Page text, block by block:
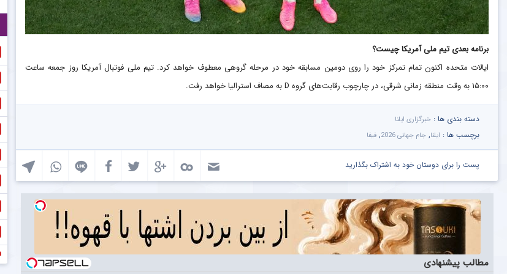
برنامه بعدی تیم ملی آمریکا چیست؟
ایالات متحده اکنون تمام تمرکز خود را روی دومین مسابقه خود در مرحله گروهی معطوف خواهد کرد. تیم ملی فوتبال آمریکا روز جمعه ساعت
۱۵:۰۰ به وقت منطقه زمانی شرقی، در چارچوب رقابت‌های گروه D به مصاف استرالیا خواهد رفت.
دسته بندی ها : خبرگزاری ایلنا
برچسب ها : ایلنا, جام جهانی 2026 , فیفا
پست را برای دوستان خود به اشتراک بگذارید
مطالب پیشنهادی